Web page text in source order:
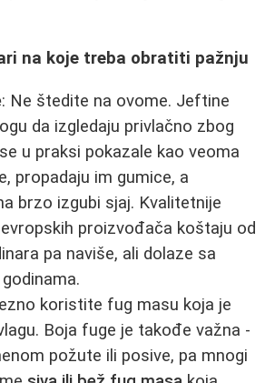
na koje treba obratiti pažnju
: Ne štedite na ovome. Jeftine
da izgledaju privlačno zbog
u praksi pokazale kao veoma
propadaju im gumice, a
brzo izgubi sjaj. Kvalitetnije
proizvođača koštaju od
pa naviše, ali dolaze sa
koristite fug masu koja je
Boja fuge je takođe važna -
požute ili posive, pa mnogi